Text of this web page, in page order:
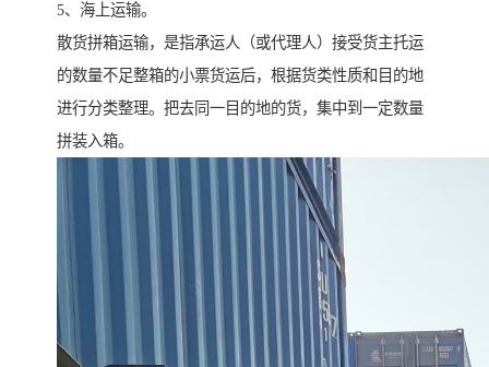
5、海上运输。
散货拼箱运输，是指承运人（或代理人）接受货主托运
的数量不足整箱的小票货运后，根据货类性质和目的地
进行分类整理。把去同一目的地的货，集中到一定数量
拼装入箱。